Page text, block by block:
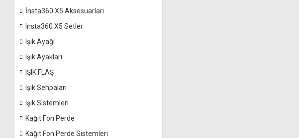
İnsta360 X5 Aksesuarları
Insta360 X5 Setler
Işık Ayağı
Işık Ayakları
IŞIK FLAŞ
Işık Sehpaları
Işık Sistemleri
Kağıt Fon Perde
Kağıt Fon Perde Sistemleri